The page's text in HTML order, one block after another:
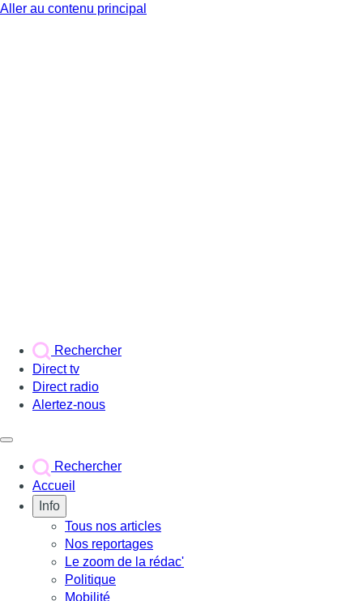
Aller au contenu principal
Rechercher
Direct tv
Direct radio
Alertez-nous
Rechercher
Accueil
Info
Tous nos articles
Nos reportages
Le zoom de la rédac'
Politique
Mobilité